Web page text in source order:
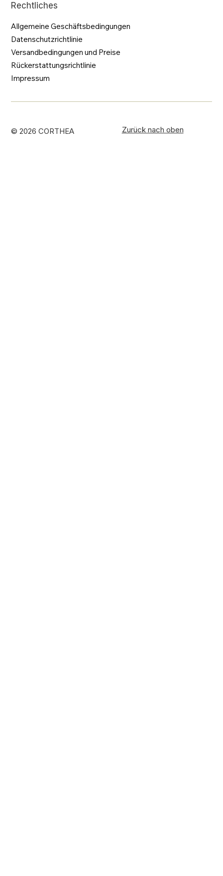
© 2026 CORTHEA Zurück nach oben
Rechtliches
Allgemeine Geschäftsbedingungen
Datenschutzrichtlinie
Versandbedingungen und Preise
Rückerstattungsrichtlinie
Impressum